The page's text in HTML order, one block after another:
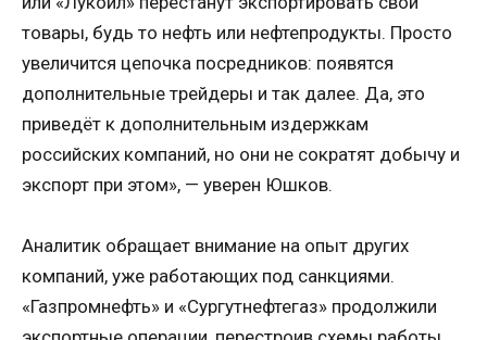
товары, будь то нефть или нефтепродукты. Просто
увеличится цепочка посредников: появятся
дополнительные трейдеры и так далее. Да, это
приведёт к дополнительным издержкам
российских компаний, но они не сократят добычу и
экспорт при этом», — уверен Юшков.
Аналитик обращает внимание на опыт других
компаний, уже работающих под санкциями.
«Газпромнефть» и «Сургутнефтегаз» продолжили